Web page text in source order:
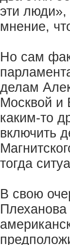
эти
мнение,
Но сам
делам
Москвой и
каким-то
включить
тогда
В свою